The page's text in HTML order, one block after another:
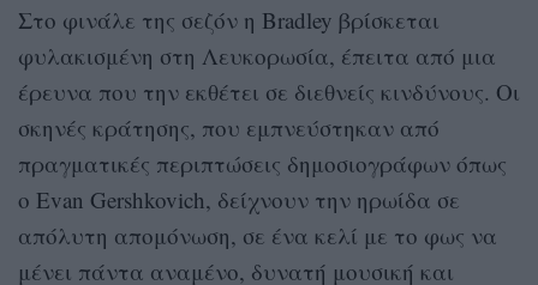
Στο φινάλε της σεζόν η Bradley βρίσκεται
φυλακισμένη στη Λευκορωσία, έπειτα από μια
έρευνα που την εκθέτει σε διεθνείς κινδύνους. Οι
σκηνές κράτησης, που εμπνεύστηκαν από
πραγματικές περιπτώσεις δημοσιογράφων όπως
ο Evan Gershkovich, δείχνουν την ηρωίδα σε
απόλυτη απομόνωση, σε ένα κελί με το φως να
μένει πάντα αναμένο, δυνατή μουσική και